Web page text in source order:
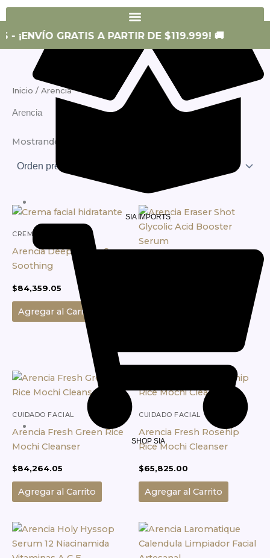
SIA SKIN
SIA IMPORTS
SHOP SIA
¡ENVÍO GRATIS A PARTIR DE $119.999! 🚚
Inicio / Arencia
Arencia
Mostrando 1–12 de 14 resultados
CREMAS DE DÍA
Arencia Deep Water Surge
Soothing
$84,359.05
Agregar al Carrito
CUIDADO FACIAL
Arencia Fresh Green Rice
Mochi Cleanser
$84,264.05
Agregar al Carrito
CUIDADO FACIAL
Arencia Fresh Rosehip
Rice Mochi Cleanser
$65,825.00
Agregar al Carrito